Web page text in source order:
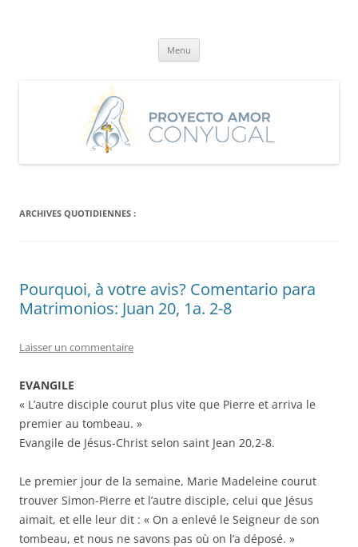
Menu
ARCHIVES QUOTIDIENNES :
Pourquoi, à votre avis? Comentario para
Matrimonios: Juan 20, 1a. 2-8
Laisser un commentaire
EVANGILE
« L’autre disciple courut plus vite que Pierre et arriva le
premier au tombeau. »
Evangile de Jésus-Christ selon saint Jean 20,2-8.
Le premier jour de la semaine, Marie Madeleine courut
trouver Simon-Pierre et l’autre disciple, celui que Jésus
aimait, et elle leur dit : « On a enlevé le Seigneur de son
tombeau, et nous ne savons pas où on l’a déposé. »